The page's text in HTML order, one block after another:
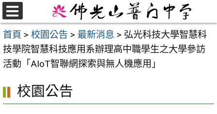
跳
至
主
要
內
首頁 > 校園公告 > 最新消息 > 弘光科技大學智慧科
技學院智慧科技應用系辦理高中職學生之大學參訪
活動「AIoT智聯網探索與無人機應用」
校園公告
選
單